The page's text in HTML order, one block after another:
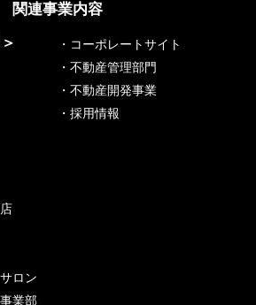
関連事業内容
ロン
業部
・コーポレートサイト
・不動産管理部門
・不動産開発事業
・採用情報